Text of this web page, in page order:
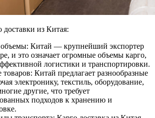
доставки из Китая:
Китай — крупнейший экспортер
и это означает огромные объемы карго,
логистики и транспортировки.
товаров: Китай предлагает разнообразные
электронику, текстиль, оборудование,
другие, что требует
подходов к хранению и